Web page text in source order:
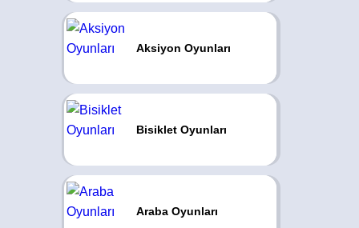
Aksiyon Oyunları
Bisiklet Oyunları
Araba Oyunları